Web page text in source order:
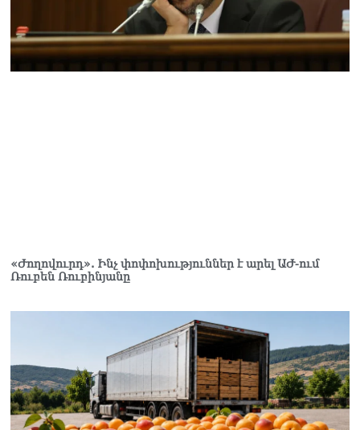
«Ժողովուրդ». Ինչ փոփոխություններ է արել ԱԺ-ում
Ռուբեն Ռուբինյանը